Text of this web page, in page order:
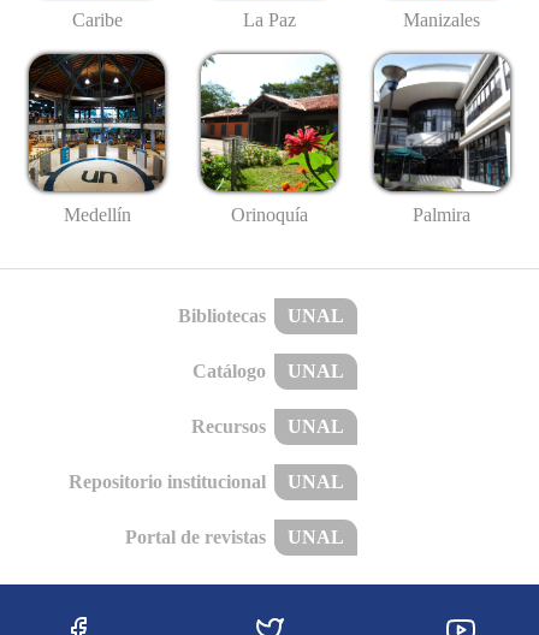
Caribe La Paz Manizales
Medellín Orinoquía Palmira
Bibliotecas UNAL
Catálogo UNAL
Recursos UNAL
Repositorio institucional UNAL
Portal de revistas UNAL